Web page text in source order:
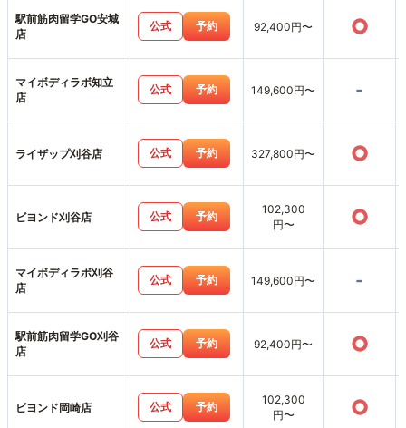
駅前筋肉留学GO安城
店
公式 予約 92,400円〜 ○
マイボディラボ知立
店
公式 予約 149,600円〜 -
ライザップ刈谷店 公式 予約 327,800円〜 ○
ビヨンド刈谷店 公式 予約
102,300
円〜
○
マイボディラボ刈谷
店
公式 予約 149,600円〜 -
駅前筋肉留学GO刈谷
店
公式 予約 92,400円〜 ○
ビヨンド岡崎店 公式 予約
102,300
円〜
○